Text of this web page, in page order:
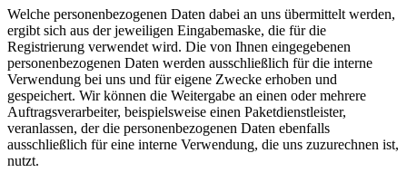
Welche personenbezogenen Daten dabei an uns übermittelt werden,
ergibt sich aus der jeweiligen Eingabemaske, die für die
Registrierung verwendet wird. Die von Ihnen eingegebenen
personenbezogenen Daten werden ausschließlich für die interne
Verwendung bei uns und für eigene Zwecke erhoben und
gespeichert. Wir können die Weitergabe an einen oder mehrere
Auftragsverarbeiter, beispielsweise einen Paketdienstleister,
veranlassen, der die personenbezogenen Daten ebenfalls
ausschließlich für eine interne Verwendung, die uns zuzurechnen ist,
nutzt.